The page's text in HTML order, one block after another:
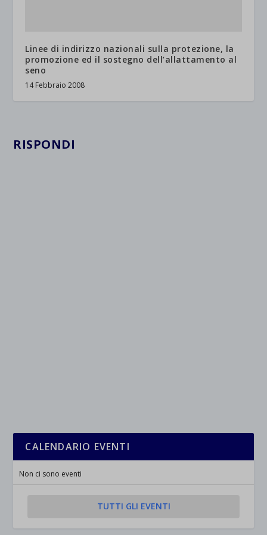
Linee di indirizzo nazionali sulla protezione, la
promozione ed il sostegno dell’allattamento al
seno
14 Febbraio 2008
RISPONDI
CALENDARIO EVENTI
Non ci sono eventi
TUTTI GLI EVENTI